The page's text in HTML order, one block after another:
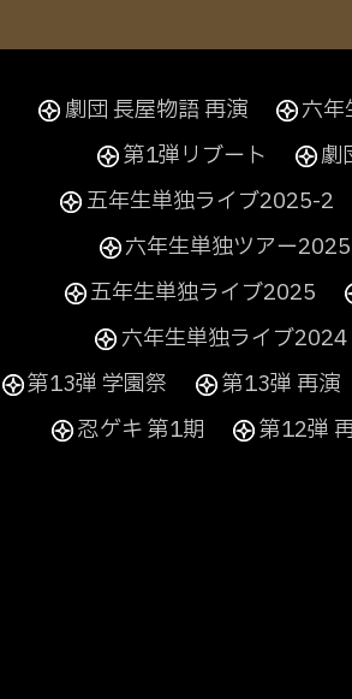
劇団 長屋物語 再演
六
第1弾リブート
劇
五年生単独ライブ2025-2
六年生単独ツアー2025
五年生単独ライブ2025
六年生単独ライブ2024
第13弾 学園祭
第13弾 再演
忍ゲキ 第1期
第12弾